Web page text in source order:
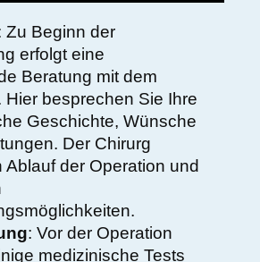
Zu Beginn der
erfolgt eine
Beratung mit dem
Hier besprechen Sie Ihre
Geschichte, Wünsche
Der Chirurg
Ablauf der Operation und
: Vor der Operation
medizinische Tests